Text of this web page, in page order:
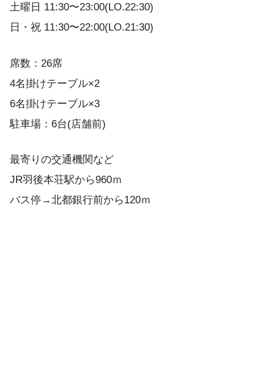
土曜日 11:30〜23:00(LO.22:30)
日・祝 11:30〜22:00(LO.21:30)
席数：26席
4名掛けテーブル×2
6名掛けテーブル×3
駐車場：6台(店舗前)
最寄りの交通機関など
JR羽後本荘駅から960ｍ
バス停→北都銀行前から120ｍ